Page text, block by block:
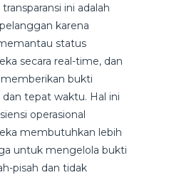
ini adalah
karena
status
secara real-time, dan
bukti
tepat waktu. Hal ini
operasional
membutuhkan lebih
untuk mengelola bukti
pisah dan tidak